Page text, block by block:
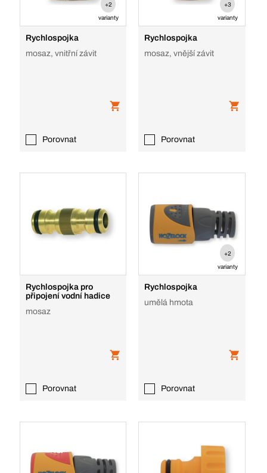
+2
varianty
Rychlospojka
mosaz, vnitřní závit
Porovnat
+3
varianty
Rychlospojka
mosaz, vnější závit
Porovnat
Rychlospojka pro
připojení vodní hadice
mosaz
Porovnat
+2
varianty
Rychlospojka
umělá hmota
Porovnat